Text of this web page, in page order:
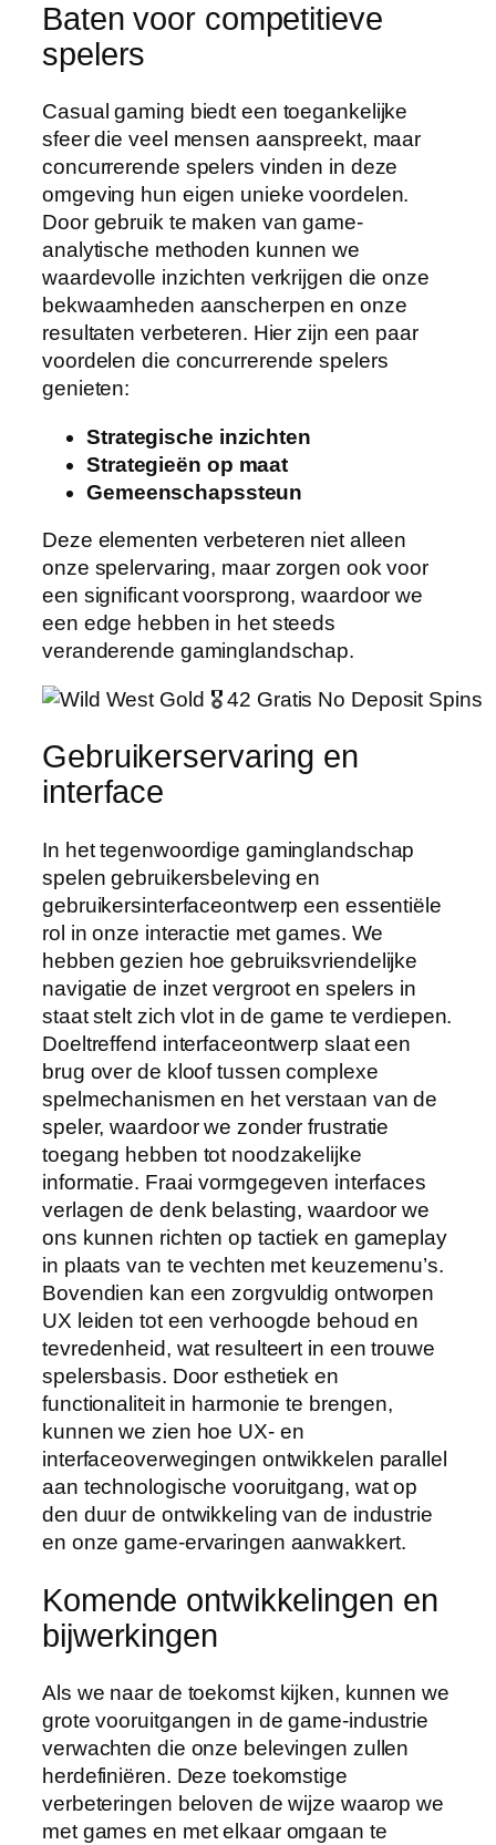
Baten voor competitieve
spelers
Casual gaming biedt een toegankelijke
sfeer die veel mensen aanspreekt, maar
concurrerende spelers vinden in deze
omgeving hun eigen unieke voordelen.
Door gebruik te maken van game-
analytische methoden kunnen we
waardevolle inzichten verkrijgen die onze
bekwaamheden aanscherpen en onze
resultaten verbeteren. Hier zijn een paar
voordelen die concurrerende spelers
genieten:
Strategische inzichten
Strategieën op maat
Gemeenschapssteun
Deze elementen verbeteren niet alleen
onze spelervaring, maar zorgen ook voor
een significant voorsprong, waardoor we
een edge hebben in het steeds
veranderende gaminglandschap.
Gebruikerservaring en
interface
In het tegenwoordige gaminglandschap
spelen gebruikersbeleving en
gebruikersinterfaceontwerp een essentiële
rol in onze interactie met games. We
hebben gezien hoe gebruiksvriendelijke
navigatie de inzet vergroot en spelers in
staat stelt zich vlot in de game te verdiepen.
Doeltreffend interfaceontwerp slaat een
brug over de kloof tussen complexe
spelmechanismen en het verstaan van de
speler, waardoor we zonder frustratie
toegang hebben tot noodzakelijke
informatie. Fraai vormgegeven interfaces
verlagen de denk belasting, waardoor we
ons kunnen richten op tactiek en gameplay
in plaats van te vechten met keuzemenu’s.
Bovendien kan een zorgvuldig ontworpen
UX leiden tot een verhoogde behoud en
tevredenheid, wat resulteert in een trouwe
spelersbasis. Door esthetiek en
functionaliteit in harmonie te brengen,
kunnen we zien hoe UX- en
interfaceoverwegingen ontwikkelen parallel
aan technologische vooruitgang, wat op
den duur de ontwikkeling van de industrie
en onze game-ervaringen aanwakkert.
Komende ontwikkelingen en
bijwerkingen
Als we naar de toekomst kijken, kunnen we
grote vooruitgangen in de game-industrie
verwachten die onze belevingen zullen
herdefiniëren. Deze toekomstige
verbeteringen beloven de wijze waarop we
met games en met elkaar omgaan te